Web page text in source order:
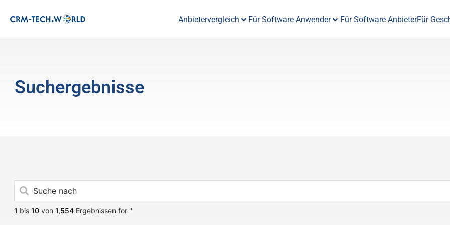
Anbietervergleich Für Software Anwender Für Software AnbieterFür
Suchergebnisse
1 bis10 von1,554 Ergebnissen for ''